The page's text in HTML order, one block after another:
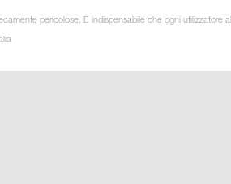
pericolose. È indispensabile che ogni utilizzatore